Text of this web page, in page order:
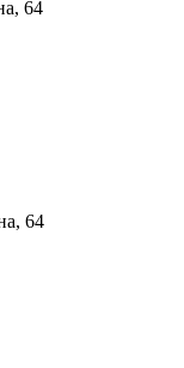
64
64